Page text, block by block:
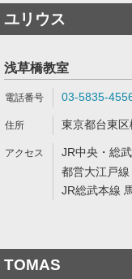
ユリウス
浅草橋教室
03-5835-
東京都台東
JR中央・総
都営大江戸
JR総武本線
TOMAS